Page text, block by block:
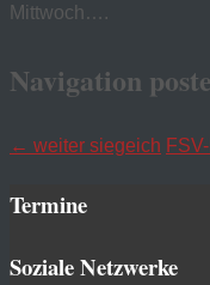
Mittwoch….
Navigation
← weiter siegeich
Termine
Soziale Netzwerke